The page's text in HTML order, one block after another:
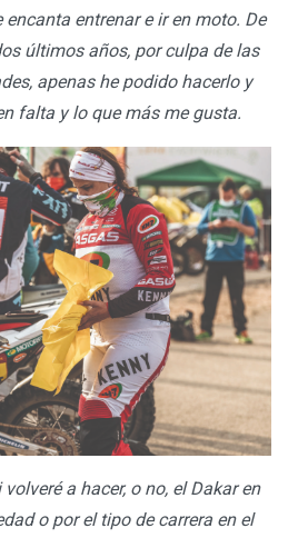
entrenar e ir en moto. De
últimos años, por culpa de las
apenas he podido hacerlo y
falta y lo que más me gusta.
a hacer, o no, el Dakar en
o por el tipo de carrera en el